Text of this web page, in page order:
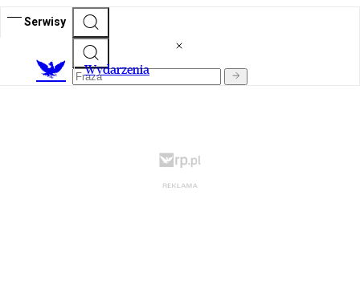
Serwisy
Wydarzenia